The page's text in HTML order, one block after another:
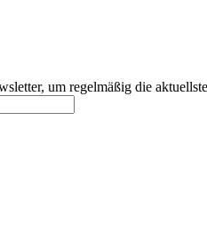
um regelmäßig die